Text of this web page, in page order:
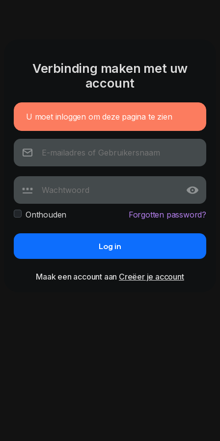
Verbinding maken met uw
account
U moet inloggen om deze pagina te zien
Onthouden Forgotten password?
Log in
Maak een account aan Creëer je account